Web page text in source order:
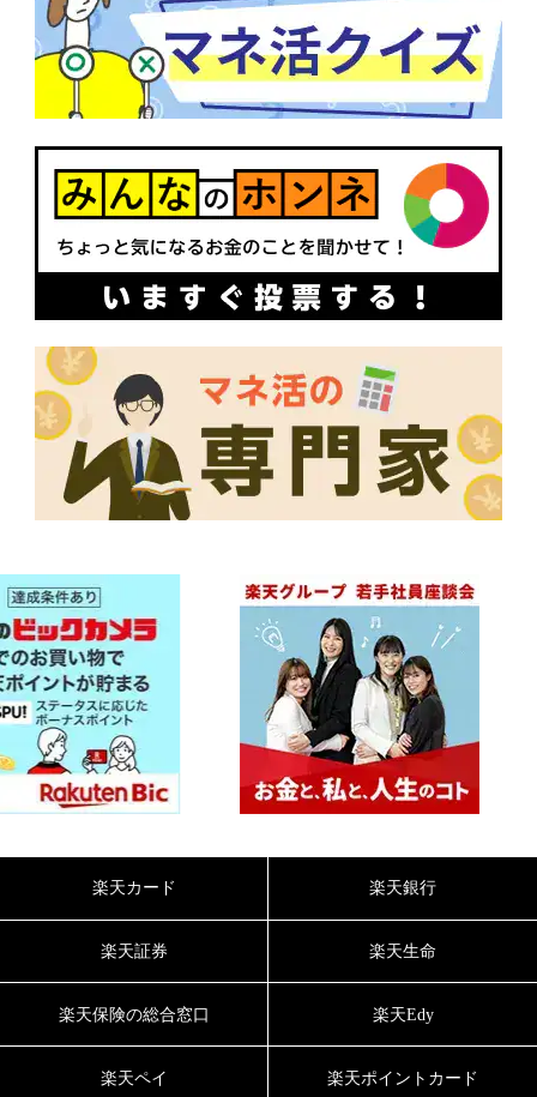
楽天カード 楽天銀行
楽天証券 楽天生命
楽天保険の総合窓口 楽天Edy
楽天ペイ 楽天ポイントカード